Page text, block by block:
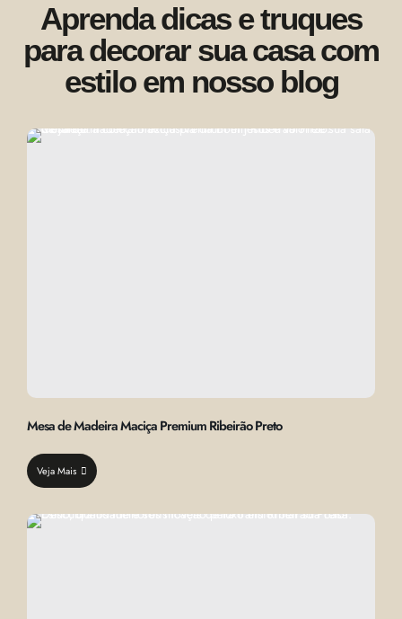
Aprenda dicas e truques
para decorar sua casa com
estilo em nosso blog
Mesa de Madeira Maciça Premium Ribeirão Preto
Veja Mais